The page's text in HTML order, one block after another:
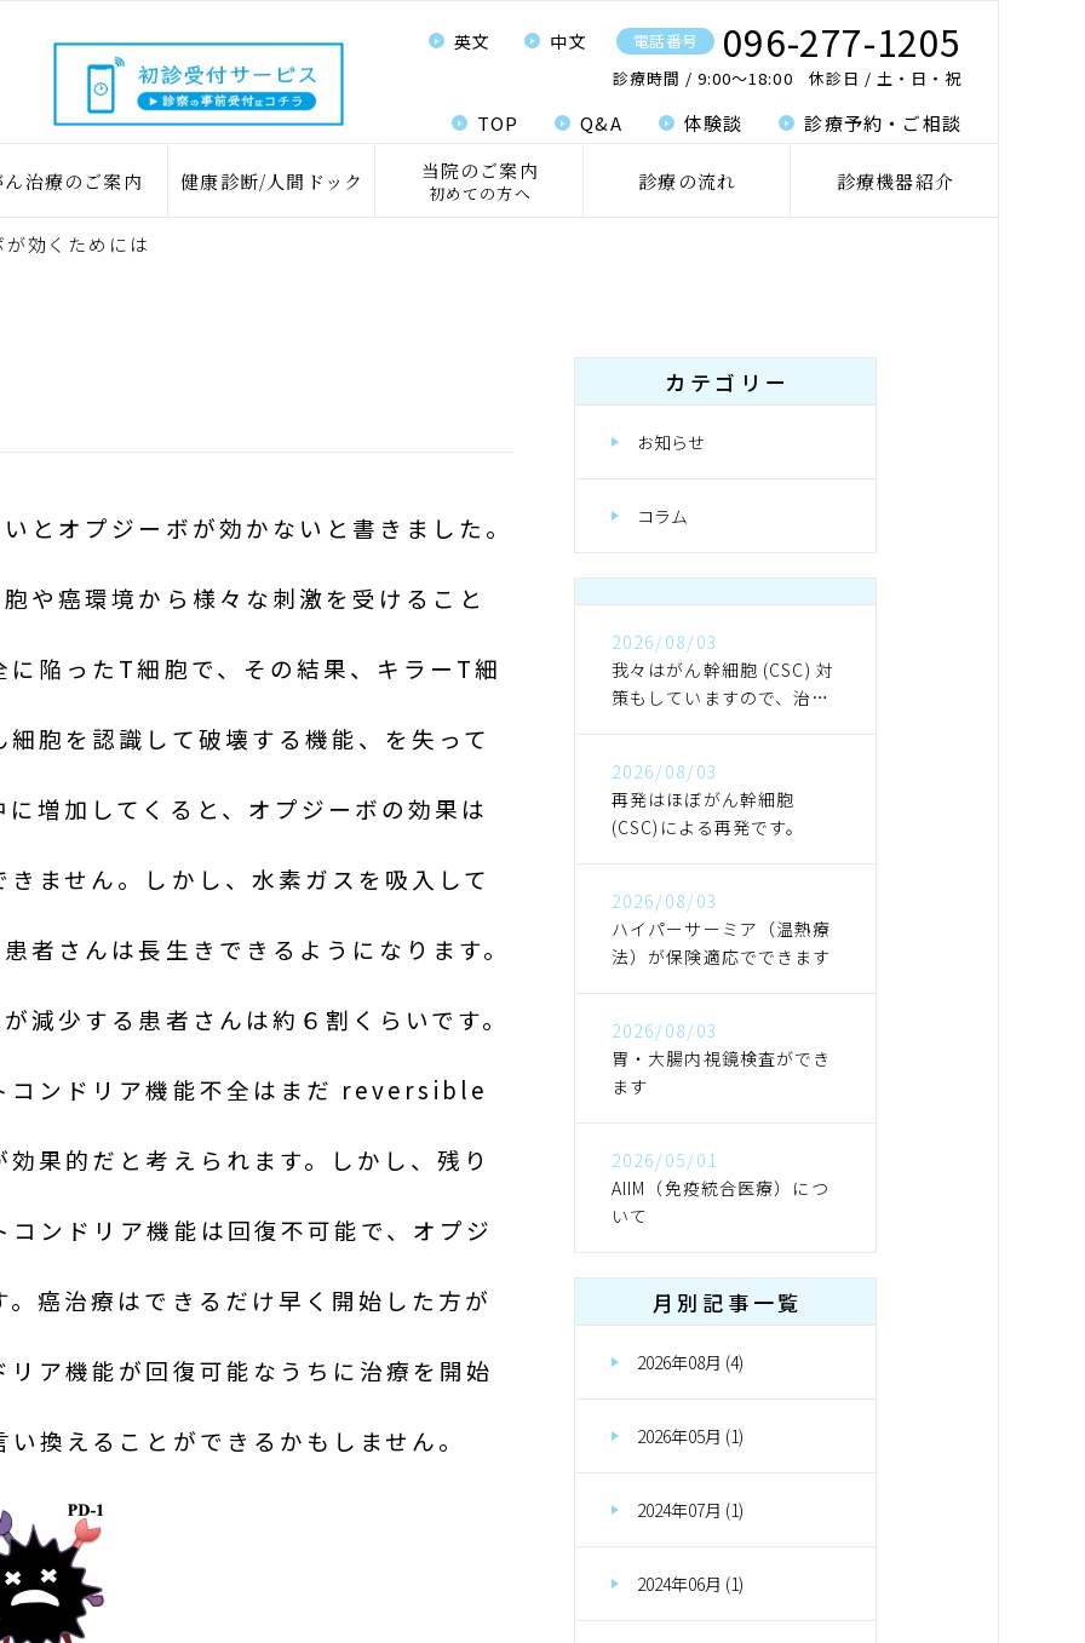
ん治療のご案内 健康診断/人間ドック 当院のご案内
初めての方へ 診療の流れ 診療機器紹介
英文 中文 電話番号 096-277-1205
診療時間 9:00〜18:00 休診日 土・日・祝
TOP Q&A 体験談 診療予約・ご相談
効くためには
とオプジーボが効かないと書きました。
や癌環境から様々な刺激を受けること
陥ったT細胞で、その結果、キラーT細
胞を認識して破壊する機能、を失って
増加してくると、オプジーボの効果は
ません。しかし、水素ガスを吸入して
者さんは長生きできるようになります。
減少する患者さんは約６割くらいです。
コンドリア機能不全はまだ reversible
果的だと考えられます。しかし、残り
ンドリア機能は回復不可能で、オプジ
癌治療はできるだけ早く開始した方が
ア機能が回復可能なうちに治療を開始
換えることができるかもしません。
カテゴリー
お知らせ
コラム
2026/08/03
我々はがん幹細胞 (CSC) 対
策もしていますので、治っ
2026/08/03
再発はほぼがん幹細胞
(CSC)による再発です。
2026/08/03
ハイパーサーミア（温熱療
法）が保険適応でできます
2026/08/03
胃・大腸内視鏡検査ができ
ます
2026/05/01
AIIM（免疫統合医療）につ
いて
月別記事一覧
2026年08月 (4)
2026年05月 (1)
2024年07月 (1)
2024年06月 (1)